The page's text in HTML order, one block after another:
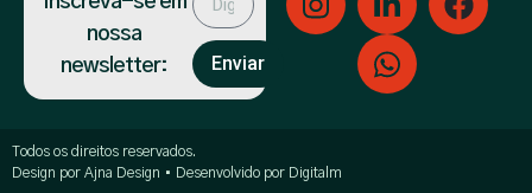
nossa
newsletter:
Enviar
Todos os direitos reservados.
Design por Ajna Design • Desenvolvido por Digitalm